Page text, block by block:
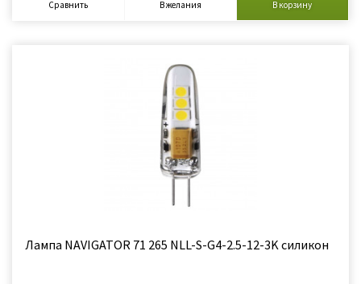
Сравнить В желания В корзину
Лампа NAVIGATOR 71 265 NLL-S-G4-2.5-12-3K силикон